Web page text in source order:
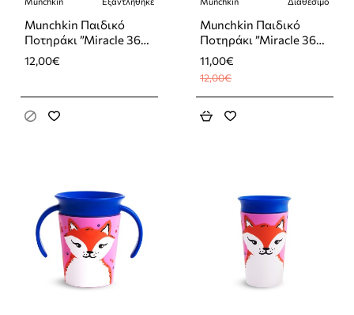
Εξαντλήθηκε
Munchkin Παιδικό
Ποτηράκι ”Miracle 360°
Wildlove Sippy” από
Πλαστικό Elephant
12,00€
-8%
Munchkin Παιδικό
Ποτηράκι ”Miracle 360°
Wildlove Sippy” από
Πλαστικό Elephant
Κίτρινο 266ml
11,00€
12,00€